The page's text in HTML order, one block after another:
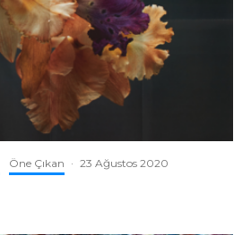
Öne Çıkan · 23 Ağustos 2020